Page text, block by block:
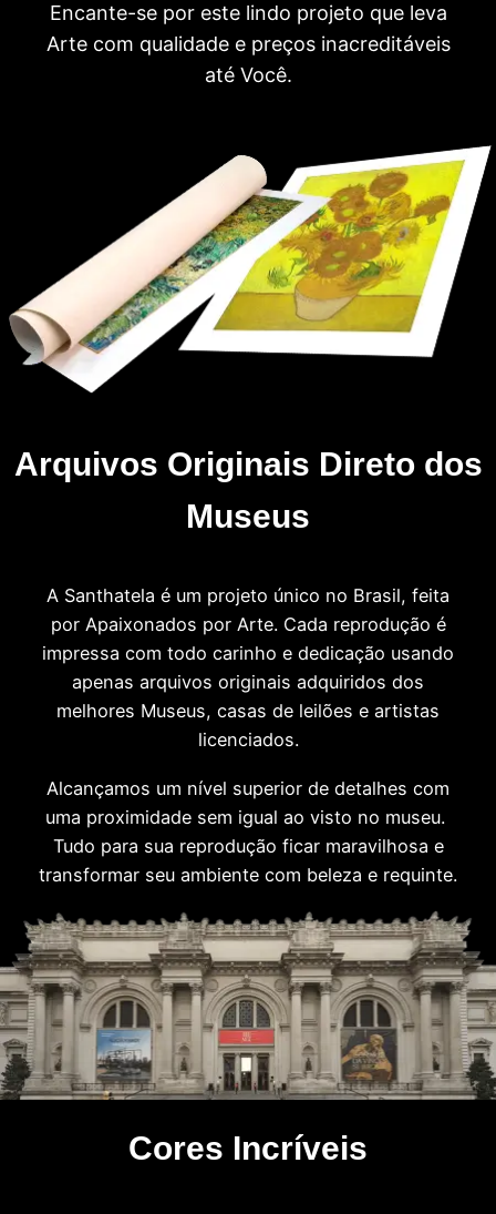
Encante-se por este lindo projeto que leva
Arte com qualidade e preços inacreditáveis
até Você.
Arquivos Originais Direto dos
Museus
A Santhatela é um projeto único no Brasil, feita
por Apaixonados por Arte. Cada reprodução é
impressa com todo carinho e dedicação usando
apenas arquivos originais adquiridos dos
melhores Museus, casas de leilões e artistas
licenciados.
Alcançamos um nível superior de detalhes com
uma proximidade sem igual ao visto no museu.
Tudo para sua reprodução ficar maravilhosa e
transformar seu ambiente com beleza e requinte.
Cores Incríveis